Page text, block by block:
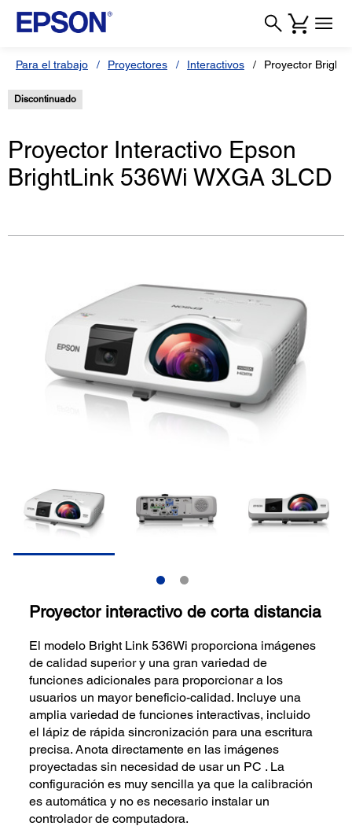
Para el trabajo Proyectores Interactivos Proyector
Discontinuado
Proyector Interactivo Epson
BrightLink 536Wi WXGA 3LCD
Proyector interactivo de corta distancia
El modelo Bright Link 536Wi proporciona imágenes
de calidad superior y una gran variedad de
funciones adicionales para proporcionar a los
usuarios un mayor beneficio-calidad. Incluye una
amplia variedad de funciones interactivas, incluido
el lápiz de rápida sincronización para una escritura
precisa. Anota directamente en las imágenes
proyectadas sin necesidad de usar un PC . La
configuración es muy sencilla ya que la calibración
es automática y no es necesario instalar un
controlador de computadora.